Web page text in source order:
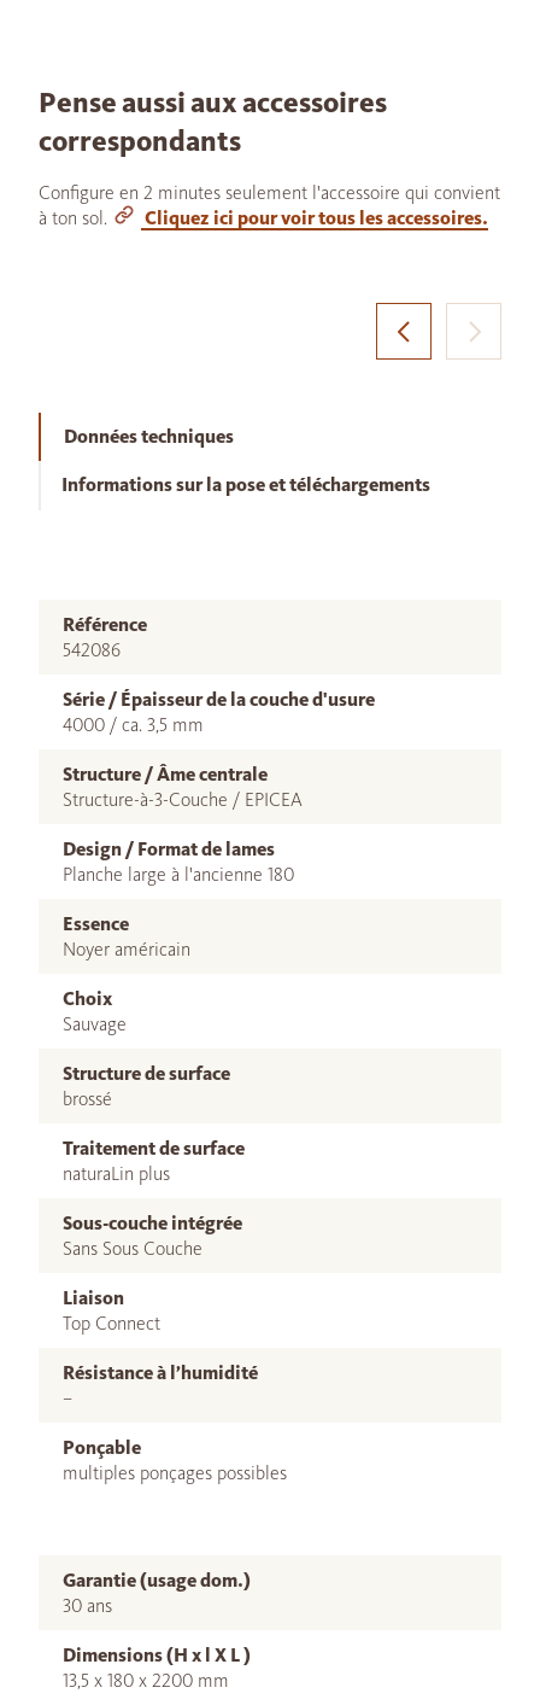
Pense aussi aux accessoires
correspondants
Configure en 2 minutes seulement l'accessoire qui convient
à ton sol.
Cliquez ici pour voir tous les accessoires.
Données techniques
Informations sur la pose et téléchargements
Référence
542086
Série / Épaisseur de la couche d'usure
4000 / ca. 3,5 mm
Structure / Âme centrale
Structure-à-3-Couche / EPICEA
Design / Format de lames
Planche large à l'ancienne 180
Essence
Noyer américain
Choix
Sauvage
Structure de surface
brossé
Traitement de surface
naturaLin plus
Sous-couche intégrée
Sans Sous Couche
Liaison
Top Connect
Résistance à l’humidité
–
Ponçable
multiples ponçages possibles
Garantie (usage dom.)
30 ans
Dimensions (H x l X L )
13,5 x 180 x 2200 mm